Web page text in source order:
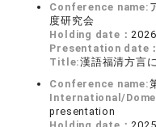
Conference name:
度研究会
Holding date：
Presentation date
Title:漢語福清方言
Conference name:
International/
presentation